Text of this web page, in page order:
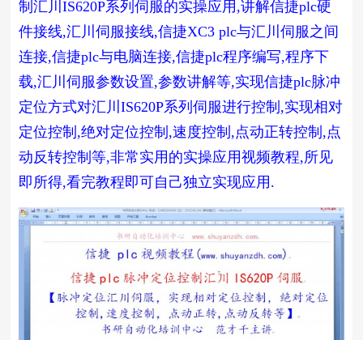
制汇川IS620P系列伺服的实操应用,讲解信捷plc硬
件接线,汇川伺服接线,信捷XC3 plc与汇川伺服之间
连接,信捷plc与电脑连接,信捷plc程序编写,程序下
载,汇川伺服参数设置,参数讲解等,实现信捷plc脉冲
定位方式对汇川IS620P系列伺服进行控制,实现相对
定位控制,绝对定位控制,速度控制,点动正转控制,点
动反转控制等,非常实用的实操应用视频教程,所见
即所得,看完教程即可自己独立实现应用.